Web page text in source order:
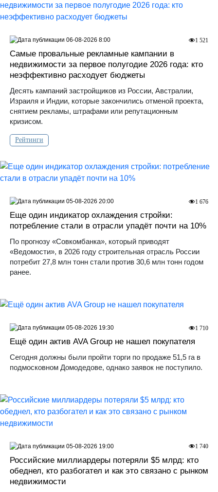
Самые провальные рекламные кампании в
недвижимости за первое полугодие 2026 года: кто
неэффективно расходует бюджеты
Десять кампаний застройщиков из России, Австралии,
Израиля и Индии, которые закончились отменой проекта,
снятием рекламы, штрафами или репутационным
кризисом.
Рейтинги
1 521
06-08-2026 8:00
Еще один индикатор охлаждения стройки:
потребление стали в отрасли упадёт почти на 10%
По прогнозу «Совкомбанка», который приводят
«Ведомости», в 2026 году строительная отрасль России
потребит 27,8 млн тонн стали против 30,6 млн тонн годом
ранее.
1 676
05-08-2026 20:00
Ещё один актив AVA Group не нашел покупателя
Сегодня должны были пройти торги по продаже 51,5 га в
подмосковном Домодедове, однако заявок не поступило.
1 710
05-08-2026 19:30
Российские миллиардеры потеряли $5 млрд: кто
обеднел, кто разбогател и как это связано с рынком
недвижимости
1 740
05-08-2026 19:00